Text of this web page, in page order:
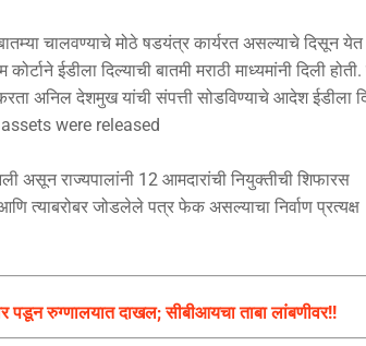
चालवण्याचे मोठे षडयंत्र कार्यरत असल्याचे दिसून
ईडीला दिल्याची बातमी मराठी माध्यमांनी दिली
अनिल देशमुख यांची संपत्ती सोडविण्याचे आदेश ईडीला
assets were released
राज्यपालांनी 12 आमदारांची नियुक्तीची शिफारस
त्याबरोबर जोडलेले पत्र फेक असल्याचा निर्वाण प्रत्यक्ष
रुग्णालयात दाखल; सीबीआयचा ताबा लांबणीवर!!